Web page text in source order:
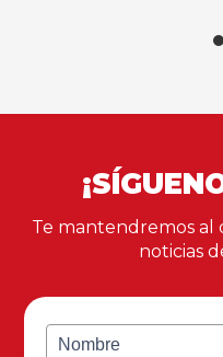
Te mantendremos al
noticias